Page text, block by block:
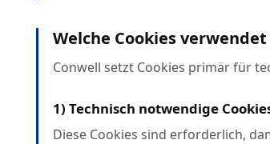
Welche Cookies
Conwell setzt Cookies primär für
1) Technisch notwendige
Diese Cookies sind erforderlich,